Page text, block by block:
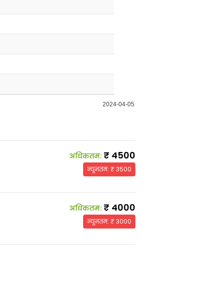
2024-04-05
अधिकतम: ₹ 4500
न्यूनतम: ₹3500
अधिकतम: ₹ 4000
न्यूनतम: ₹3000